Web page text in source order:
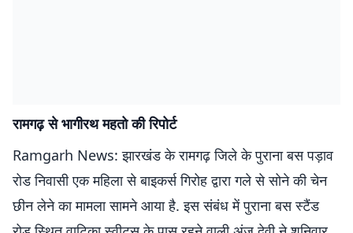
रामगढ़ से भागीरथ महतो की रिपोर्ट
Ramgarh News: झारखंड के रामगढ़ जिले के पुराना बस पड़ाव
रोड निवासी एक महिला से बाइकर्स गिरोह द्वारा गले से सोने की चेन
छीन लेने का मामला सामने आया है. इस संबंध में पुराना बस स्टैंड